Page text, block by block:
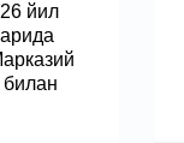
йил